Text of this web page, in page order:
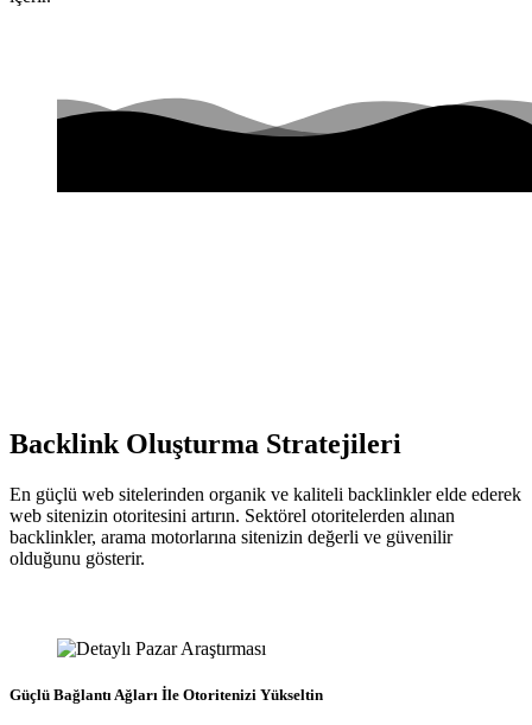
Backlink Oluşturma Stratejileri
En güçlü web sitelerinden organik ve kaliteli backlinkler elde ederek
web sitenizin otoritesini artırın. Sektörel otoritelerden alınan
backlinkler, arama motorlarına sitenizin değerli ve güvenilir
olduğunu gösterir.
Güçlü Bağlantı Ağları İle Otoritenizi Yükseltin